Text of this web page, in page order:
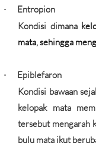
·
Entropion
Kondisi dimana
mata, sehingga
·
Epiblefaron
Kondisi bawaan
kelopak mata
tersebut mengarah
bulu mata ikut